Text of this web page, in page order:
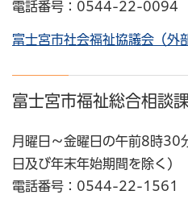
電話番号：0544-22-0094
富士宮市社会福祉協議会（外
富士宮市福祉総合相談
月曜日～金曜日の午前8時30
日及び年末年始期間を除く)
電話番号：0544-22-1561